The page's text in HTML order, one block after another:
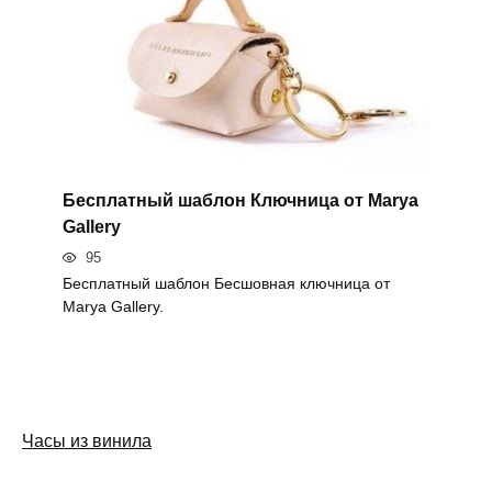
Бесплатный шаблон Ключница от Marya
Gallery
95
Бесплатный шаблон Бесшовная ключница от
Marya Gallery.
Часы из винила